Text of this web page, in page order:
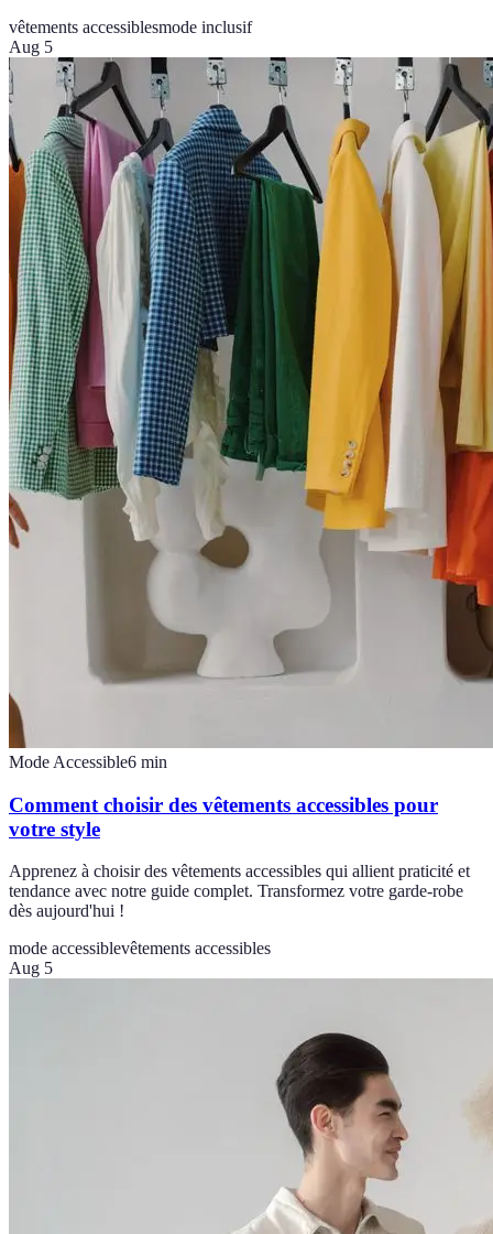
vêtements accessiblesmode inclusif
Aug 5
Mode Accessible6 min
Comment choisir des vêtements accessibles pour
votre style
Apprenez à choisir des vêtements accessibles qui allient praticité et
tendance avec notre guide complet. Transformez votre garde-robe
dès aujourd'hui !
mode accessiblevêtements accessibles
Aug 5